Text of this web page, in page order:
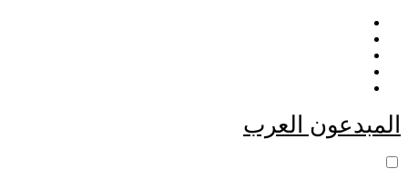
التجاوز
المحتوى
المبدعون العرب